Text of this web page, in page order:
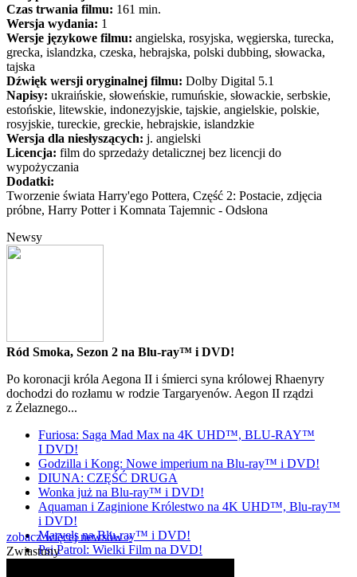
Czas trwania filmu: 161 min.
Wersja wydania: 1
Wersje językowe filmu: angielska, rosyjska, węgierska, turecka,
grecka, islandzka, czeska, hebrajska, polski dubbing, słowacka,
tajska
Dźwięk wersji oryginalnej filmu: Dolby Digital 5.1
Napisy: ukraińskie, słoweńskie, rumuńskie, słowackie, serbskie,
estońskie, litewskie, indonezyjskie, tajskie, angielskie, polskie,
rosyjskie, tureckie, greckie, hebrajskie, islandzkie
Wersja dla niesłyszących: j. angielski
Licencja: film do sprzedaży detalicznej bez licencji do
wypożyczania
Dodatki:
Tworzenie świata Harry'ego Pottera, Część 2: Postacie, zdjęcia
próbne, Harry Potter i Komnata Tajemnic - Odsłona
Newsy
Ród Smoka, Sezon 2 na Blu-ray™ i DVD!
Po koronacji króla Aegona II i śmierci syna królowej Rhaenyry
dochodzi do rozłamu w rodzie Targaryenów. Aegon II rządzi
z Żelaznego...
Furiosa: Saga Mad Max na 4K UHD™, BLU-RAY™
I DVD!
Godzilla i Kong: Nowe imperium na Blu-ray™ i DVD!
DIUNA: CZĘŚĆ DRUGA
Wonka już na Blu-ray™ i DVD!
Aquaman i Zaginione Królestwo na 4K UHD™, Blu-ray™
i DVD!
Marvels na Blu-ray™ i DVD!
Psi Patrol: Wielki Film na DVD!
zobacz więcej newsów »
Zwiastuny